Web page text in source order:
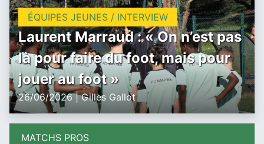
ÉQUIPES JEUNES / INTERVIEW
Laurent Marraud : « On n’est pas
là pour faire du foot, mais pour
jouer au foot »
26/06/2026 | Gilles Gallot
MATCHS PROS